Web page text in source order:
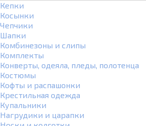
Кепки
Косынки
Чепчики
Шапки
Комбинезоны и слипы
Комплекты
Конверты, одеяла, пледы, полотенца
Костюмы
Кофты и распашонки
Крестильная одежда
Купальники
Нагрудики и царапки